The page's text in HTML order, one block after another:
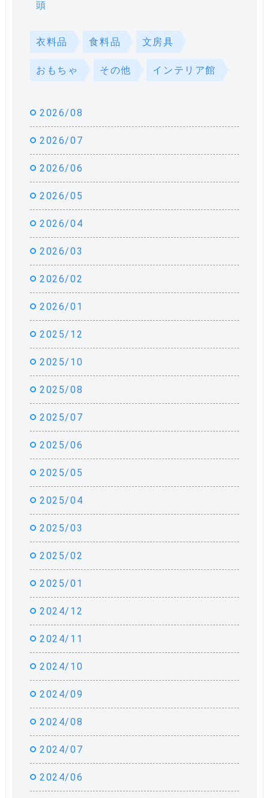
頭
衣料品 食料品 文房具
おもちゃ その他 インテリア館
2026/08
2026/07
2026/06
2026/05
2026/04
2026/03
2026/02
2026/01
2025/12
2025/10
2025/08
2025/07
2025/06
2025/05
2025/04
2025/03
2025/02
2025/01
2024/12
2024/11
2024/10
2024/09
2024/08
2024/07
2024/06